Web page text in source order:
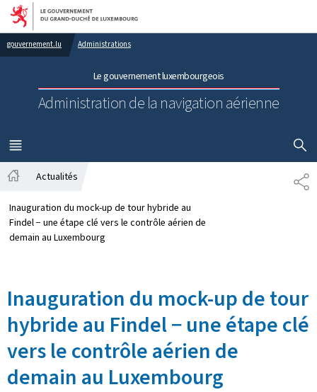
Aller au menu principal
Aller au contenu
gouvernement.lu Administrations
Le gouvernement luxembourgeois
Administration de la navigation aérienne
MENU
PRINCIPAL
Actualités
Inauguration du mock-up de tour hybride au
Findel − une étape clé vers le contrôle aérien de
demain au Luxembourg
Inauguration du mock-up de tour
hybride au Findel − une étape clé
vers le contrôle aérien de
demain au Luxembourg